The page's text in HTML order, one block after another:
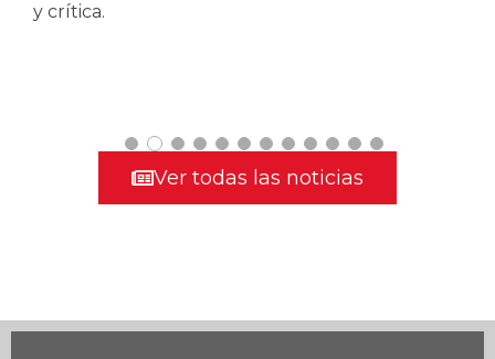
y crítica.
Ver todas las noticias